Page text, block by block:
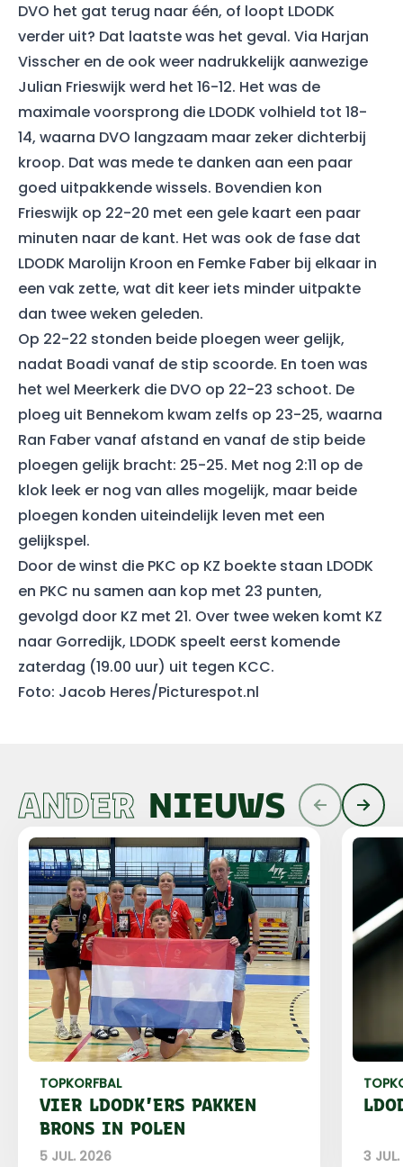
DVO het gat terug naar één, of loopt LDODK
verder uit? Dat laatste was het geval. Via Harjan
Visscher en de ook weer nadrukkelijk aanwezige
Julian Frieswijk werd het 16-12. Het was de
maximale voorsprong die LDODK volhield tot 18-
14, waarna DVO langzaam maar zeker dichterbij
kroop. Dat was mede te danken aan een paar
goed uitpakkende wissels. Bovendien kon
Frieswijk op 22-20 met een gele kaart een paar
minuten naar de kant. Het was ook de fase dat
LDODK Marolijn Kroon en Femke Faber bij elkaar in
een vak zette, wat dit keer iets minder uitpakte
dan twee weken geleden.
Op 22-22 stonden beide ploegen weer gelijk,
nadat Boadi vanaf de stip scoorde. En toen was
het wel Meerkerk die DVO op 22-23 schoot. De
ploeg uit Bennekom kwam zelfs op 23-25, waarna
Ran Faber vanaf afstand en vanaf de stip beide
ploegen gelijk bracht: 25-25. Met nog 2:11 op de
klok leek er nog van alles mogelijk, maar beide
ploegen konden uiteindelijk leven met een
gelijkspel.
Door de winst die PKC op KZ boekte staan LDODK
en PKC nu samen aan kop met 23 punten,
gevolgd door KZ met 21. Over twee weken komt KZ
naar Gorredijk, LDODK speelt eerst komende
zaterdag (19.00 uur) uit tegen KCC.
Foto: Jacob Heres/Picturespot.nl
ANDER NIEUWS
TOPKORFBAL
VIER LDODK'ERS PAKKEN
BRONS IN POLEN
5 JUL. 2026 3